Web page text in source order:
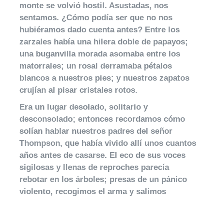
monte se volvió hostil. Asustadas, nos
sentamos. ¿Cómo podía ser que no nos
hubiéramos dado cuenta antes? Entre los
zarzales había una hilera doble de papayos;
una buganvilla morada asomaba entre los
matorrales; un rosal derramaba pétalos
blancos a nuestros pies; y nuestros zapatos
crujían al pisar cristales rotos.
Era un lugar desolado, solitario y
desconsolado; entonces recordamos cómo
solían hablar nuestros padres del señor
Thompson, que había vivido allí unos cuantos
años antes de casarse. El eco de sus voces
sigilosas y llenas de reproches parecía
rebotar en los árboles; presas de un pánico
violento, recogimos el arma y salimos